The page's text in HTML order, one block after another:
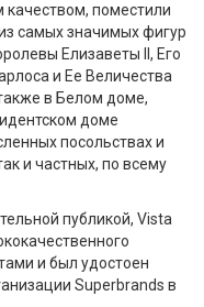
качеством, поместили
самых значимых фигур
Елизаветы II, Его
и Ее Величества
в Белом доме,
доме
посольствах и
и частных, по всему
публикой, Vista
и был удостоен
Superbrands в